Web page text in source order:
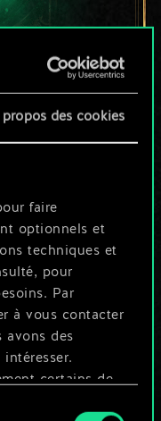
propos des cookies
faire
optionnels et
techniques et
pour
Par
à vous contacter
avons des
certains de
ce
de
être
!
un guide